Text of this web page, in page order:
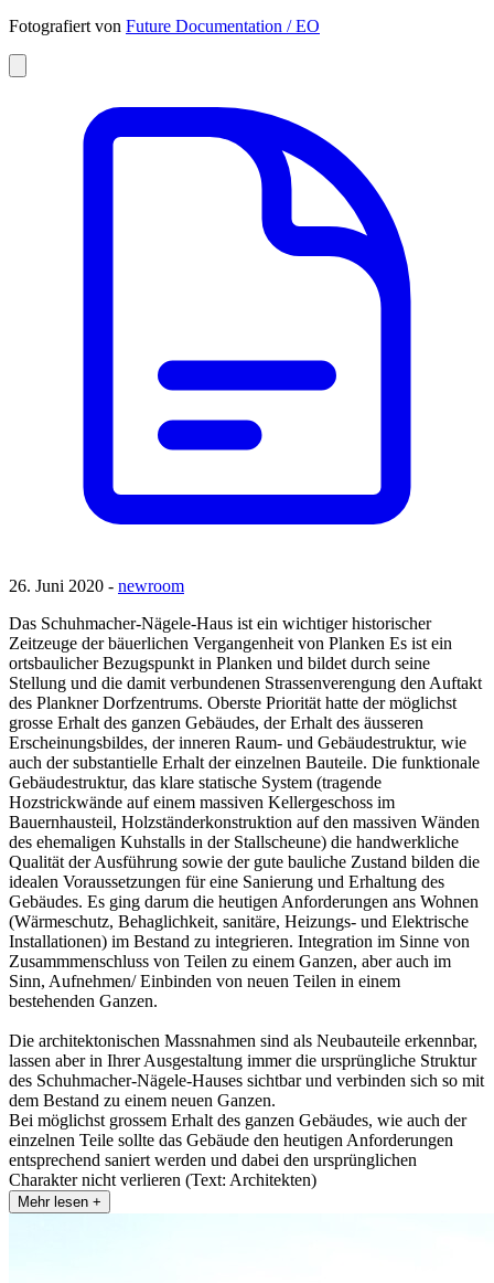
Fotografiert von Future Documentation / EO
26. Juni 2020 - newroom
Das Schuhmacher-Nägele-Haus ist ein wichtiger historischer
Zeitzeuge der bäuerlichen Vergangenheit von Planken Es ist ein
ortsbaulicher Bezugspunkt in Planken und bildet durch seine
Stellung und die damit verbundenen Strassenverengung den Auftakt
des Plankner Dorfzentrums. Oberste Priorität hatte der möglichst
grosse Erhalt des ganzen Gebäudes, der Erhalt des äusseren
Erscheinungsbildes, der inneren Raum- und Gebäudestruktur, wie
auch der substantielle Erhalt der einzelnen Bauteile. Die funktionale
Gebäudestruktur, das klare statische System (tragende
Hozstrickwände auf einem massiven Kellergeschoss im
Bauernhausteil, Holzständerkonstruktion auf den massiven Wänden
des ehemaligen Kuhstalls in der Stallscheune) die handwerkliche
Qualität der Ausführung sowie der gute bauliche Zustand bilden die
idealen Voraussetzungen für eine Sanierung und Erhaltung des
Gebäudes. Es ging darum die heutigen Anforderungen ans Wohnen
(Wärmeschutz, Behaglichkeit, sanitäre, Heizungs- und Elektrische
Installationen) im Bestand zu integrieren. Integration im Sinne von
Zusammmenschluss von Teilen zu einem Ganzen, aber auch im
Sinn, Aufnehmen/ Einbinden von neuen Teilen in einem
bestehenden Ganzen.
Die architektonischen Massnahmen sind als Neubauteile erkennbar,
lassen aber in Ihrer Ausgestaltung immer die ursprüngliche Struktur
des Schuhmacher-Nägele-Hauses sichtbar und verbinden sich so mit
dem Bestand zu einem neuen Ganzen.
Bei möglichst grossem Erhalt des ganzen Gebäudes, wie auch der
einzelnen Teile sollte das Gebäude den heutigen Anforderungen
entsprechend saniert werden und dabei den ursprünglichen
Charakter nicht verlieren (Text: Architekten)
Mehr lesen +